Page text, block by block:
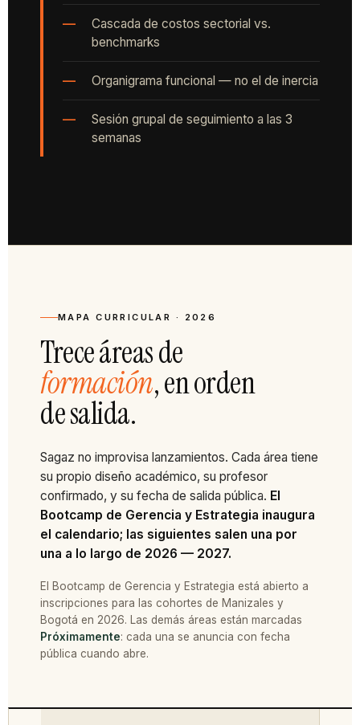
Cascada de costos sectorial vs.
benchmarks
Organigrama funcional — no el de inercia
Sesión grupal de seguimiento a las 3
semanas
MAPA CURRICULAR · 2026
Trece áreas de
formación, en orden
de salida.
Sagaz no improvisa lanzamientos. Cada área tiene
su propio diseño académico, su profesor
confirmado, y su fecha de salida pública. El
Bootcamp de Gerencia y Estrategia inaugura
el calendario; las siguientes salen una por
una a lo largo de 2026 — 2027.
El Bootcamp de Gerencia y Estrategia está abierto a
inscripciones para las cohortes de Manizales y
Bogotá en 2026. Las demás áreas están marcadas
Próximamente: cada una se anuncia con fecha
pública cuando abre.